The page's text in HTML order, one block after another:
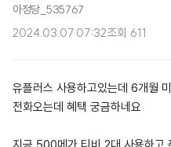
아정당_535767
2024.03.07 07:32조회 611
유플러스 사용하고있는데 6개월
전화오는데 혜택 궁금하네요